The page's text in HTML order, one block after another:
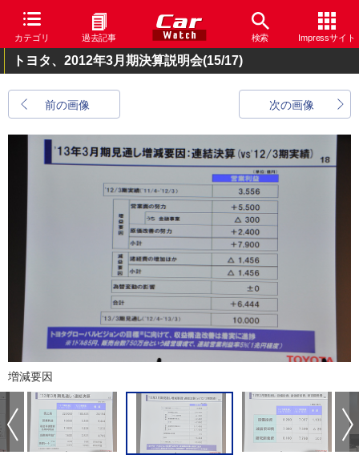
カテゴリ 過去記事 検索 Impressサイト
トヨタ、2012年3月期決算説明会(15/17)
前の画像 次の画像
増減要因